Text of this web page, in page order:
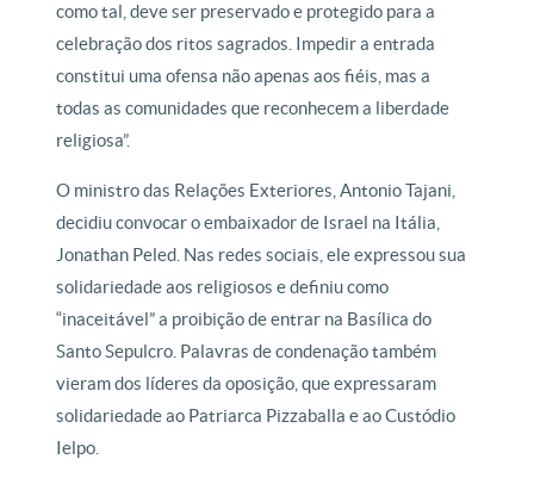
como tal, deve ser preservado e protegido para a
celebração dos ritos sagrados. Impedir a entrada
constitui uma ofensa não apenas aos fiéis, mas a
todas as comunidades que reconhecem a liberdade
religiosa”.
O ministro das Relações Exteriores, Antonio Tajani,
decidiu convocar o embaixador de Israel na Itália,
Jonathan Peled. Nas redes sociais, ele expressou sua
solidariedade aos religiosos e definiu como
“inaceitável” a proibição de entrar na Basílica do
Santo Sepulcro. Palavras de condenação também
vieram dos líderes da oposição, que expressaram
solidariedade ao Patriarca Pizzaballa e ao Custódio
Ielpo.